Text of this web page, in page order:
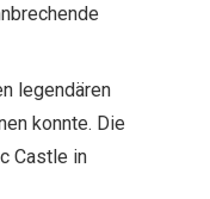
legendären
konnte. Die
Castle in